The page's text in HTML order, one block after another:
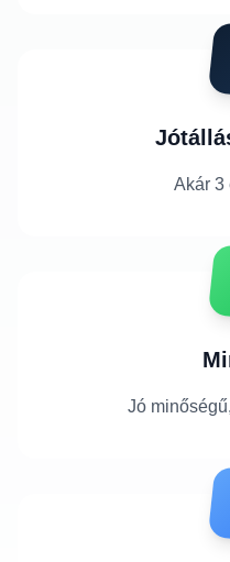
Akár 3
Jó